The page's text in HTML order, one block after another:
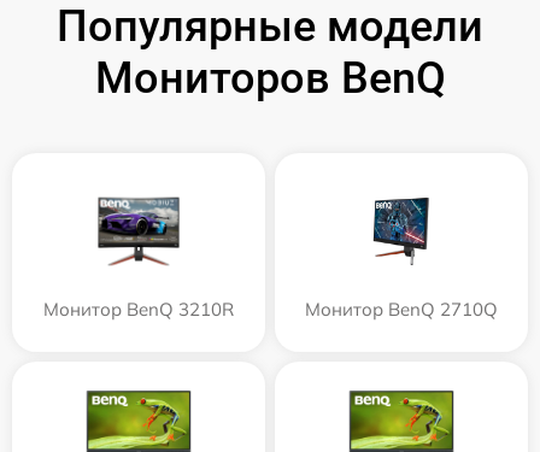
Популярные модели
Мониторов BenQ
Монитор BenQ 3210R Монитор BenQ 2710Q